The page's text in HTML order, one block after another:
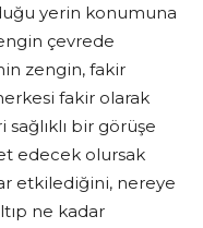
yerin konumuna
çevrede
zengin, fakir
fakir olarak
sağlıklı bir görüşe
edecek olursak
etkilediğini, nereye
ne kadar